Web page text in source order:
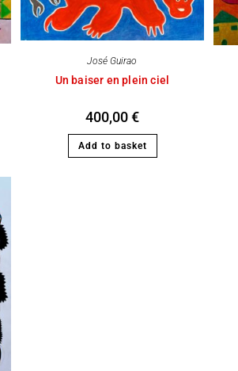
José Guirao
Un baiser en plein ciel
400,00€
Add to basket